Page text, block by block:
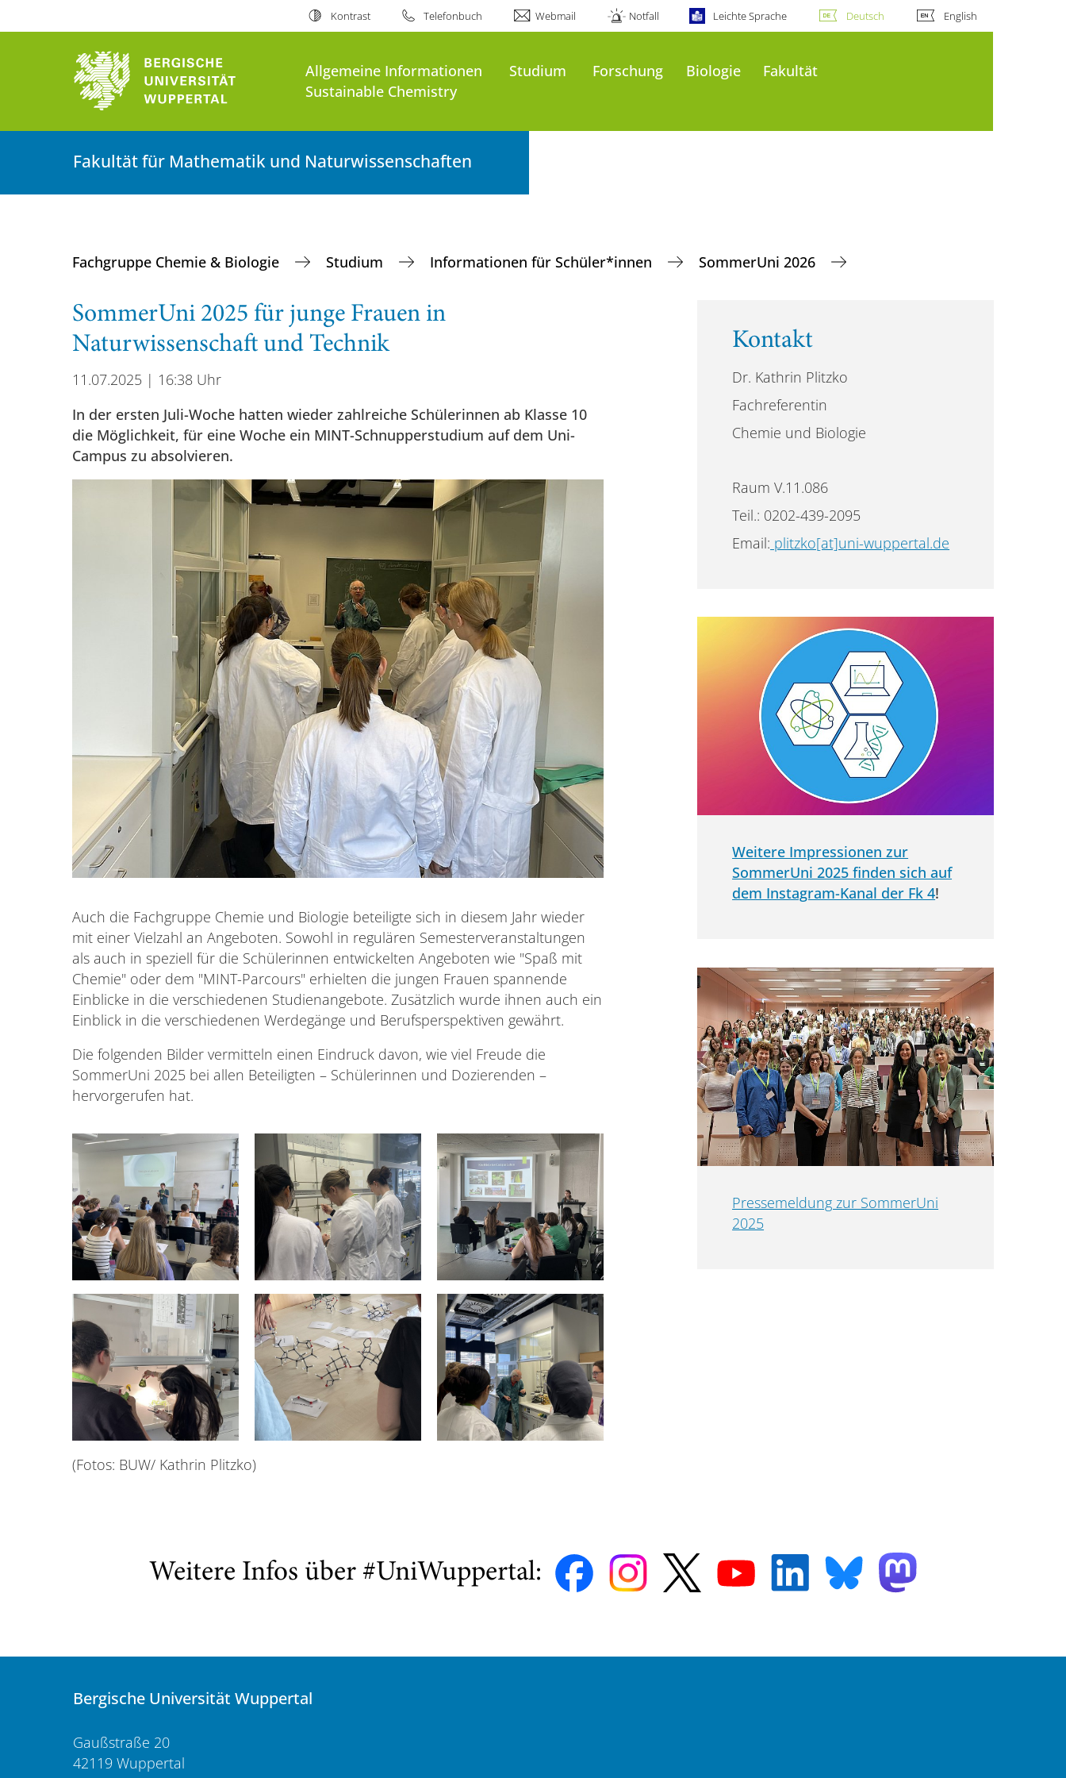
Kontrast Telefonbuch Webmail Notfall Leichte Sprache Deutsch English
Allgemeine Informationen Studium Forschung Biologie
Fakultät
Sustainable Chemistry
Fakultät für Mathematik und Naturwissenschaften
Fachgruppe Chemie & Biologie Studium Informationen für Schüler*innen SommerUni 2026
SommerUni 2025 für junge Frauen in
Naturwissenschaft und Technik
11.07.2025 | 16:38 Uhr
In der ersten Juli-Woche hatten wieder zahlreiche Schülerinnen ab Klasse 10
die Möglichkeit, für eine Woche ein MINT-Schnupperstudium auf dem Uni-
Campus zu absolvieren.
Auch die Fachgruppe Chemie und Biologie beteiligte sich in diesem Jahr wieder
mit einer Vielzahl an Angeboten. Sowohl in regulären Semesterveranstaltungen
als auch in speziell für die Schülerinnen entwickelten Angeboten wie "Spaß mit
Chemie" oder dem "MINT-Parcours" erhielten die jungen Frauen spannende
Einblicke in die verschiedenen Studienangebote. Zusätzlich wurde ihnen auch ein
Einblick in die verschiedenen Werdegänge und Berufsperspektiven gewährt.
Die folgenden Bilder vermitteln einen Eindruck davon, wie viel Freude die
SommerUni 2025 bei allen Beteiligten – Schülerinnen und Dozierenden –
hervorgerufen hat.
(Fotos: BUW/ Kathrin Plitzko)
Kontakt
Dr. Kathrin Plitzko
Fachreferentin
Chemie und Biologie
Raum V.11.086
Teil.: 0202-439-2095
Email: plitzko[at]uni-wuppertal.de
Weitere Impressionen zur
SommerUni 2025 finden sich auf
dem Instagram-Kanal der Fk 4!
Pressemeldung zur SommerUni
2025
Weitere Infos über #UniWuppertal:
Bergische Universität Wuppertal
Gaußstraße 20
42119 Wuppertal